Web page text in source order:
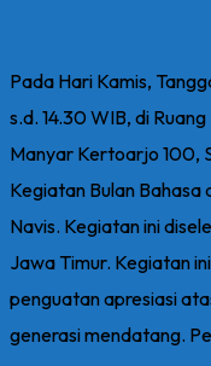
Pada Hari Kamis,
s.d. 14.30 WIB, di
Manyar Kertoarjo 100,
Kegiatan Bulan Bahasa
Navis. Kegiatan ini
Jawa Timur. Kegiatan
penguatan apresiasi
generasi mendatang.